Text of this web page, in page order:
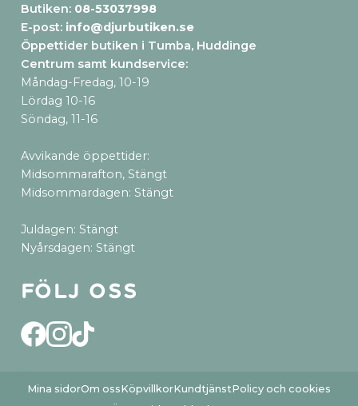
Butiken: 08-53037998
E-post: info@djurbutiken.se
Öppettider butiken i Tumba, Huddinge
Centrum samt kundservice:
Måndag-Fredag, 10-19
Lördag 10-16
Söndag, 11-16
Avvikande öppettider:
Midsommarafton, Stängt
Midsommardagen: Stängt
Juldagen: Stängt
Nyårsdagen: Stängt
Följ oss
Mina sidorOm ossKöpvillkorKundtjänstPolicy och cookies